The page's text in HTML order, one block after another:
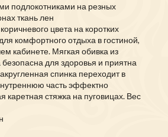
подлокотниками на резных
ткань лен
цвета на коротких
комфортного отдыха в гостиной,
кабинете. Мягкая обивка из
безопасна для здоровья и приятна
спинка переходит в
часть эффектно
каретная стяжка на пуговицах. Вес